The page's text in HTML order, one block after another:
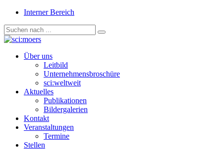
Interner Bereich
Über uns
Leitbild
Unternehmensbroschüre
sci:weltweit
Aktuelles
Publikationen
Bildergalerien
Kontakt
Veranstaltungen
Termine
Stellen